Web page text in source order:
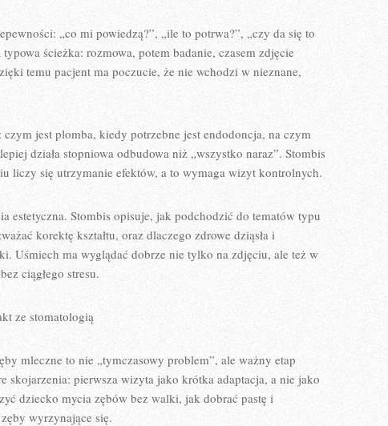
„co mi powiedzą?”, „ile to potrwa?”, „czy da się to
ścieżka: rozmowa, potem badanie, czasem zdjęcie
temu pacjent ma poczucie, że nie wchodzi w nieznane,
jest plomba, kiedy potrzebne jest endodoncja, na czym
działa stopniowa odbudowa niż „wszystko naraz”. Stombis
liczy się utrzymanie efektów, a to wymaga wizyt kontrolnych.
estetyczna. Stombis opisuje, jak podchodzić do tematów typu
korektę kształtu, oraz dlaczego zdrowe dziąsła i
Uśmiech ma wyglądać dobrze nie tylko na zdjęciu, ale też w
ciągłego stresu.
ze stomatologią
mleczne to nie „tymczasowy problem”, ale ważny etap
skojarzenia: pierwsza wizyta jako krótka adaptacja, a nie jako
dziecko mycia zębów bez walki, jak dobrać pastę i
wyrzynające się.